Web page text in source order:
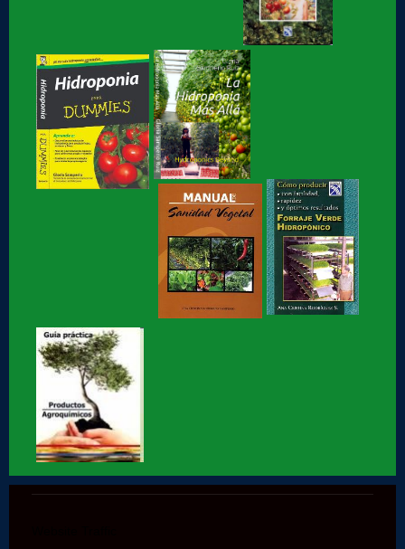
Hidroponia Comercial, libro de Gloria Samperio
Hidroponia básica, libro de Gloria Samperio
Hidroponia o Hidroponía, como se pronuncia, en
coordinación con la AICH
Hidroponia, Breve Historia de loa Hidroponia, en
coordinacion con la...
Hidroponia, centro tecnológico en Hidroponia
Hidroponia lechugas en la cocina
Hidroponia, invernaderos gestionados por la AHM, apoyo
social
Hidroponia en Factor ciencia